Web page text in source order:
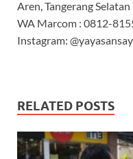
Aren, Tangerang
WA Marcom : 0812-
Instagram:
RELATED POSTS